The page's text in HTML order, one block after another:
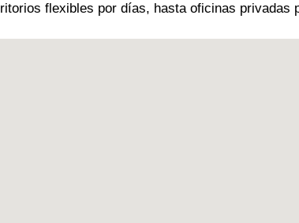
flexibles por días, hasta oficinas privadas